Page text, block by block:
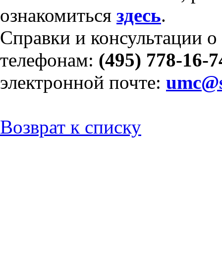
ознакомиться здесь.
Справки и консультации
телефонам: (495) 778-16-
электронной почте:
Возврат к списку